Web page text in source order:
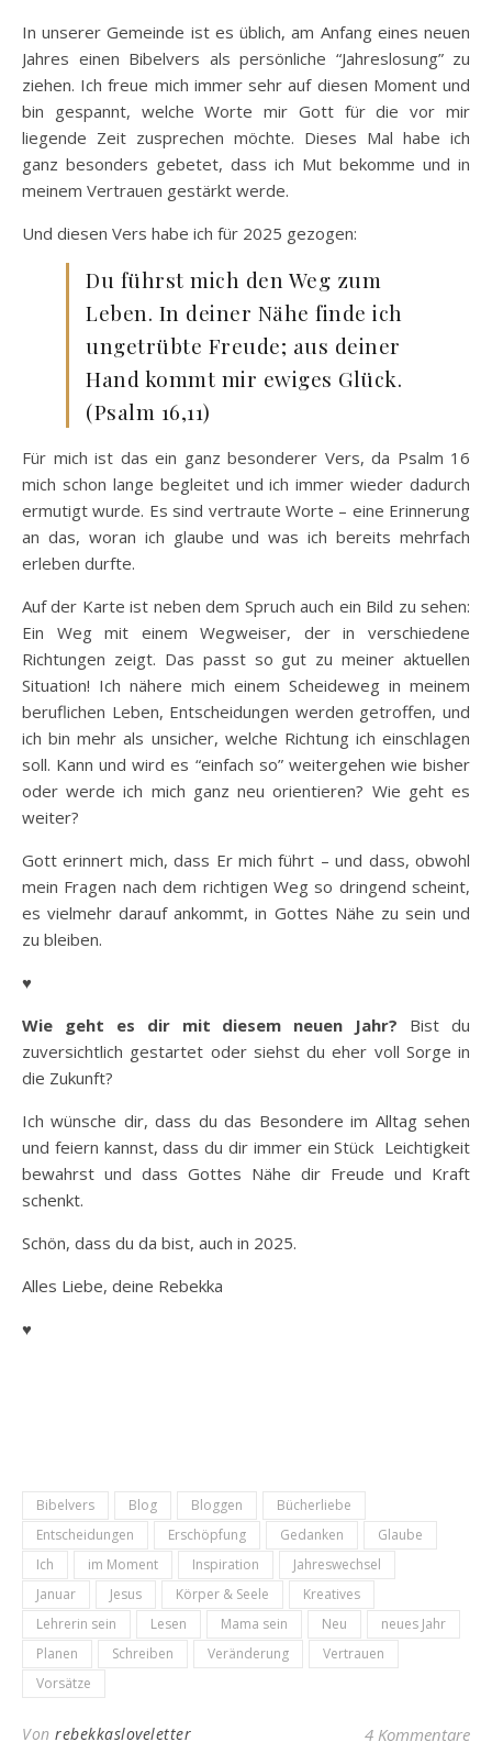
In unserer Gemeinde ist es üblich, am Anfang eines neuen
Jahres einen Bibelvers als persönliche “Jahreslosung” zu
ziehen. Ich freue mich immer sehr auf diesen Moment und
bin gespannt, welche Worte mir Gott für die vor mir
liegende Zeit zusprechen möchte. Dieses Mal habe ich
ganz besonders gebetet, dass ich Mut bekomme und in
meinem Vertrauen gestärkt werde.
Und diesen Vers habe ich für 2025 gezogen:
Du führst mich den Weg zum
Leben. In deiner Nähe finde ich
ungetrübte Freude; aus deiner
Hand kommt mir ewiges Glück.
(Psalm 16,11)
Für mich ist das ein ganz besonderer Vers, da Psalm 16
mich schon lange begleitet und ich immer wieder dadurch
ermutigt wurde. Es sind vertraute Worte – eine Erinnerung
an das, woran ich glaube und was ich bereits mehrfach
erleben durfte.
Auf der Karte ist neben dem Spruch auch ein Bild zu sehen:
Ein Weg mit einem Wegweiser, der in verschiedene
Richtungen zeigt. Das passt so gut zu meiner aktuellen
Situation! Ich nähere mich einem Scheideweg in meinem
beruflichen Leben, Entscheidungen werden getroffen, und
ich bin mehr als unsicher, welche Richtung ich einschlagen
soll. Kann und wird es “einfach so” weitergehen wie bisher
oder werde ich mich ganz neu orientieren? Wie geht es
weiter?
Gott erinnert mich, dass Er mich führt – und dass, obwohl
mein Fragen nach dem richtigen Weg so dringend scheint,
es vielmehr darauf ankommt, in Gottes Nähe zu sein und
zu bleiben.
♥
Wie geht es dir mit diesem neuen Jahr? Bist du
zuversichtlich gestartet oder siehst du eher voll Sorge in
die Zukunft?
Ich wünsche dir, dass du das Besondere im Alltag sehen
und feiern kannst, dass du dir immer ein Stück Leichtigkeit
bewahrst und dass Gottes Nähe dir Freude und Kraft
schenkt.
Schön, dass du da bist, auch in 2025.
Alles Liebe, deine Rebekka
♥
Bibelvers Blog Bloggen
Bücherliebe
Entscheidungen
Erschöpfung Gedanken
Glaube
Ich
im Moment Inspiration
Jahreswechsel
Januar
Jesus Körper & Seele
Kreatives
Lehrerin sein
Lesen Mama sein Neu
neues Jahr
Planen
Schreiben Veränderung
Vertrauen
Vorsätze
Von rebekkasloveletter 4 Kommentare